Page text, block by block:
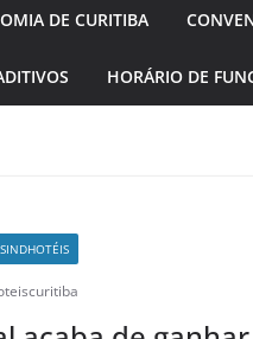
DE CURITIBA
HORÁRIO DE